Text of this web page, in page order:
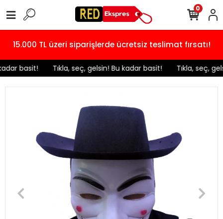
15.000 TL üzeri siparişlerde ücretsiz teslimat fırsatı!
basit! ️ Tıkla, seç, gelsin! Bu kadar basit! Tıkla, seç,
0